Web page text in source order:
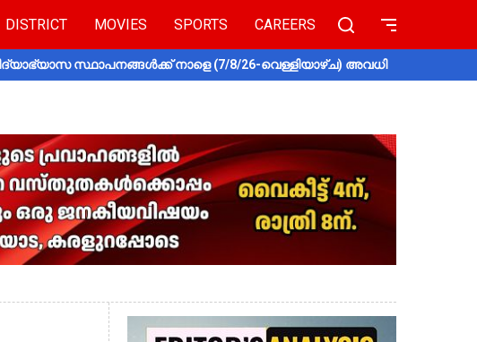
DISTRICT MOVIES SPORTS CAREERS
സ്ഥാപനങ്ങൾക്ക് നാളെ (7/8/26-വെള്ളിയാഴ്ച) അവധി